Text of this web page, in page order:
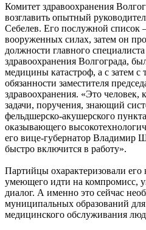
Комитет здравоохранения
возглавить опытный
Себелев. Его послужной список
вооруженных силах, затем он
должности главного
здравоохранения Волгограда,
медицины катастроф, а с затем с
обязанности заместителя
здравоохранения. «Это человек,
задачи, поручения, знающий
фельдшерско-акушерского
оказывающего
его вице-губернатор Владимир
быстро включится в работу».
Партийцы охарактеризовали его
умеющего идти на компромисс,
диалог. А именно это сейчас
муниципальных образований для
медицинского обслуживания